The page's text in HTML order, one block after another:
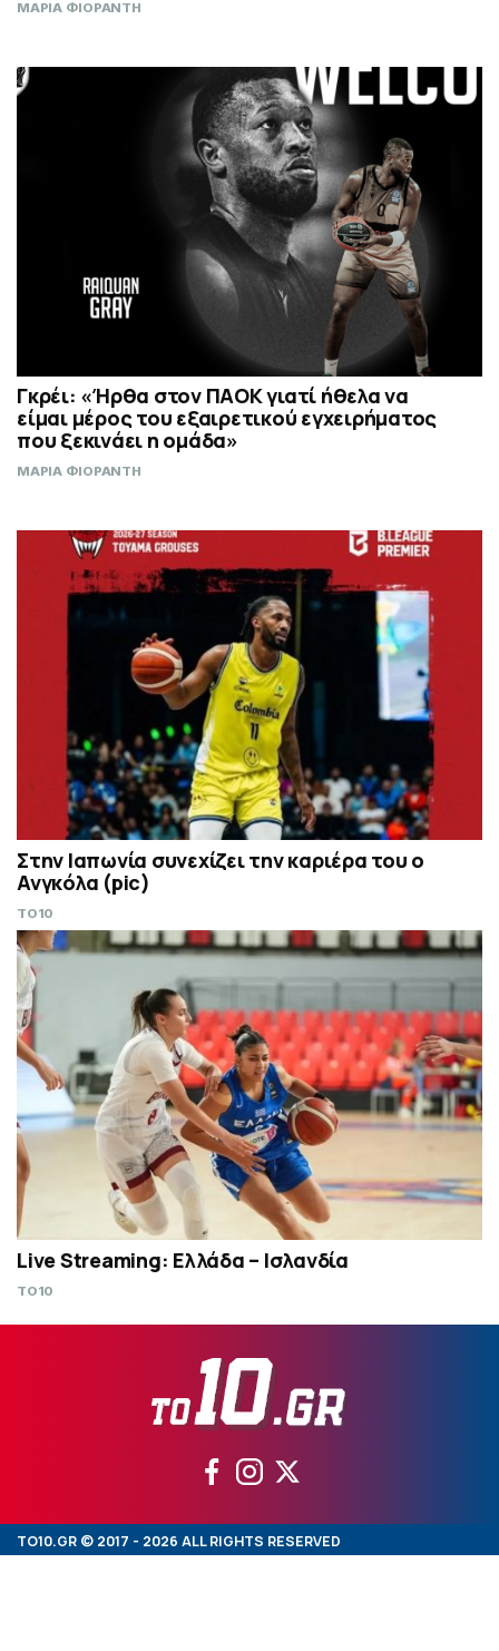
ΜΑΡΙΑ ΦΙΟΡΑΝΤΗ
Γκρέι: «Ήρθα στον ΠΑΟΚ γιατί ήθελα να
είμαι μέρος του εξαιρετικού εγχειρήματος
που ξεκινάει η ομάδα»
ΜΑΡΙΑ ΦΙΟΡΑΝΤΗ
Στην Ιαπωνία συνεχίζει την καριέρα του ο
Ανγκόλα (pic)
TO10
Live Streaming: Ελλάδα – Ισλανδία
TO10
TO10.GR © 2017 - 2026 ALL RIGHTS RESERVED